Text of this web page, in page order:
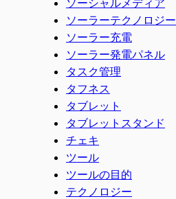
ソーラーテクノロジー
ソーラー充電
ソーラー発電パネル
タスク管理
タフネス
タブレット
タブレットスタンド
チェキ
ツール
ツールの目的
テクノロジー